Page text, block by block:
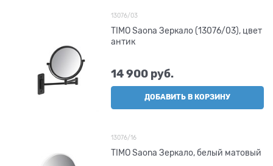
13076/03
TIMO Saona Зеркало (13076/03), цвет
антик
14 900 руб.
ДОБАВИТЬ В КОРЗИНУ
13076/16
TIMO Saona Зеркало, белый матовый